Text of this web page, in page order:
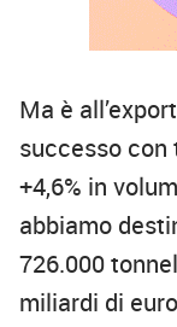
Ma è
successo
+4,6% in
abbiamo
726.000
miliardi di